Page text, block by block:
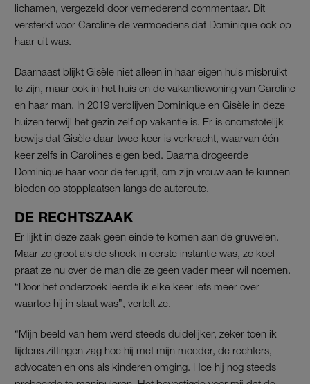
lichamen, vergezeld door vernederend commentaar. Dit
versterkt voor Caroline de vermoedens dat Dominique ook op
haar uit was.
Daarnaast blijkt Gisèle niet alleen in haar eigen huis misbruikt
te zijn, maar ook in het huis en de vakantiewoning van Caroline
en haar man. In 2019 verblijven Dominique en Gisèle in deze
huizen terwijl het gezin zelf op vakantie is. Er is onomstotelijk
bewijs dat Gisèle daar twee keer is verkracht, waarvan één
keer zelfs in Carolines eigen bed. Daarna drogeerde
Dominique haar voor de terugrit, om zijn vrouw aan te kunnen
bieden op stopplaatsen langs de autoroute.
DE RECHTSZAAK
Er lijkt in deze zaak geen einde te komen aan de gruwelen.
Maar zo groot als de shock in eerste instantie was, zo koel
praat ze nu over de man die ze geen vader meer wil noemen.
“Door het onderzoek leerde ik elke keer iets meer over
waartoe hij in staat was”, vertelt ze.
“Mijn beeld van hem werd steeds duidelijker, zeker toen ik
tijdens zittingen zag hoe hij met mijn moeder, de rechters,
advocaten en ons als kinderen omging. Hoe hij nog steeds